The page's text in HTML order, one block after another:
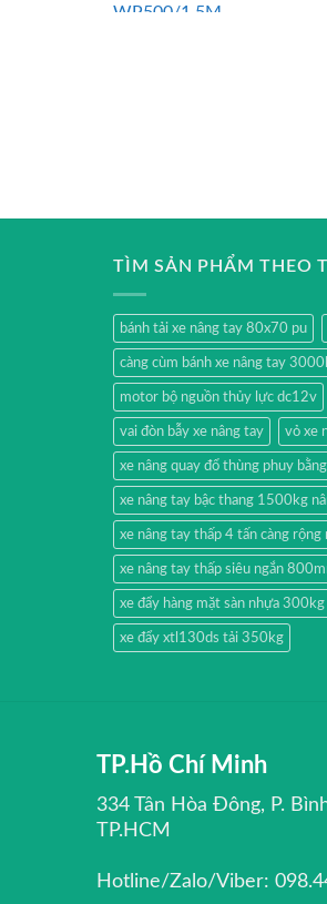
TÌM SẢN PHẨM THEO
bánh tải xe nâng tay 80x70 pu
càng cùm bánh xe nâng tay
motor bộ nguồn thủy lực dc12v
vai đòn bẫy xe nâng tay vỏ xe
xe nâng quay đổ thùng phuy
xe nâng tay bậc thang 1500kg
xe nâng tay thấp 4 tấn càng rộng
xe nâng tay thấp siêu ngắn
xe đẩy hàng mặt sàn nhựa
xe đẩy xtl130ds tải 350kg
TP.Hồ Chí Minh
334 Tân Hòa Đông, P.
TP.HCM
Hotline/Zalo/Viber: